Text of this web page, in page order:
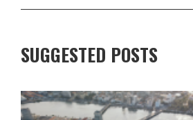
SUGGESTED POSTS